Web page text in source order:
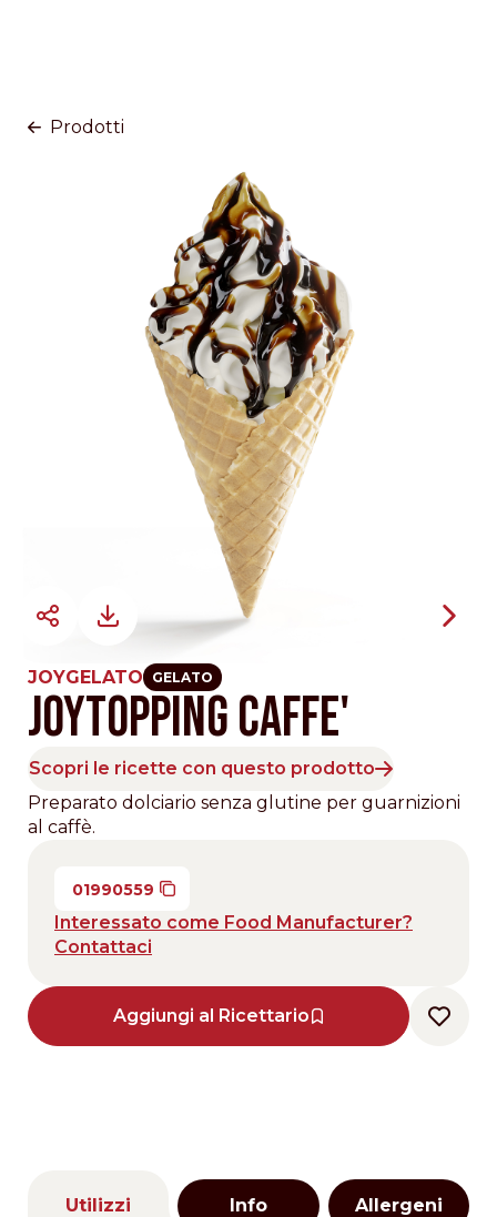
Prodotti
JOYGELATO GELATO
JOYTOPPING CAFFE'
Scopri le ricette con questo prodotto
Preparato dolciario senza glutine per guarnizioni
al caffè.
01990559
Interessato come Food Manufacturer?
Contattaci
Aggiungi al Ricettario
Utilizzi Info Allergeni